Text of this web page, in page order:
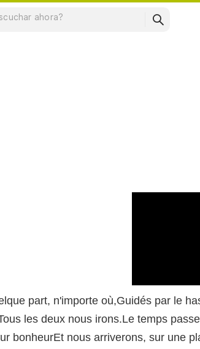
part, n'importe où,Guidés par le
les deux nous irons.Le temps
bonheurEt nous arriverons, sur une